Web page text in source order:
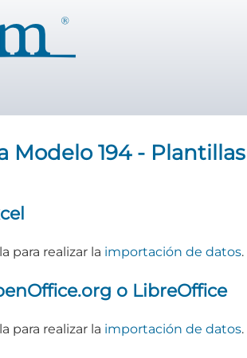
Modelo 194 -
para realizar la importación de datos.
o LibreOffice
para realizar la importación de datos.